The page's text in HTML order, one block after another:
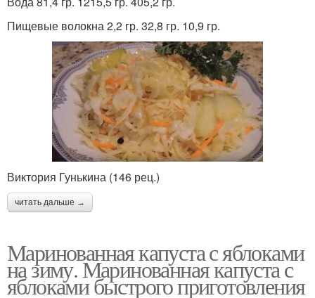
Пищевые волокна 2,2 гр. 32,8 гр. 10,9 гр.
Виктория Гунькина (146 рец.)
читать дальше →
Маринованная капуста с яблоками
на зиму. Маринованная капуста с
яблоками быстрого приготовления